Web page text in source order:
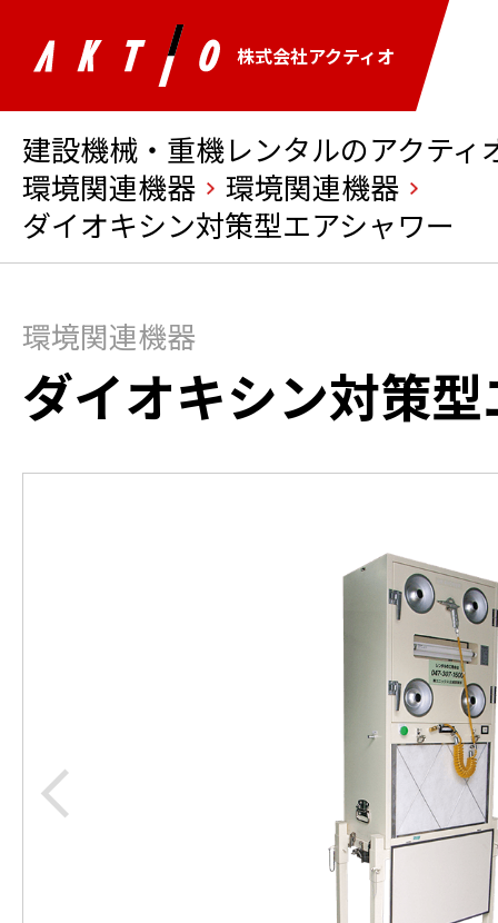
株式会社アクティオ
建設機械・重機レンタルのアクティ
環境関連機器
環境関連機器
ダイオキシン対策型エアシャワー
環境関連機器
ダイオキシン対策